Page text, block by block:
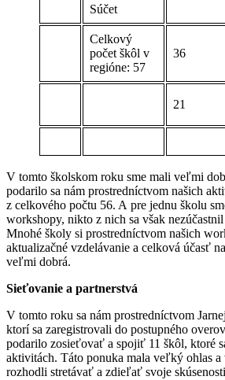
Súčet
Celkový
počet škôl v
regióne: 57
36
21
V tomto školskom roku sme mali veľmi
podarilo sa nám prostredníctvom našich
z celkového počtu 56. A pre jednu školu
workshopy, nikto z nich sa však
Mnohé školy si prostredníctvom našich
aktualizačné vzdelávanie a celková účasť
veľmi dobrá.
Sieťovanie a partnerstvá
V tomto roku sa nám prostredníctvom
ktorí sa zaregistrovali do postupného
podarilo zosieťovať a spojiť 11 škôl, ktoré
aktivitách. Táto ponuka mala veľký ohlas a
rozhodli stretávať a zdieľať svoje